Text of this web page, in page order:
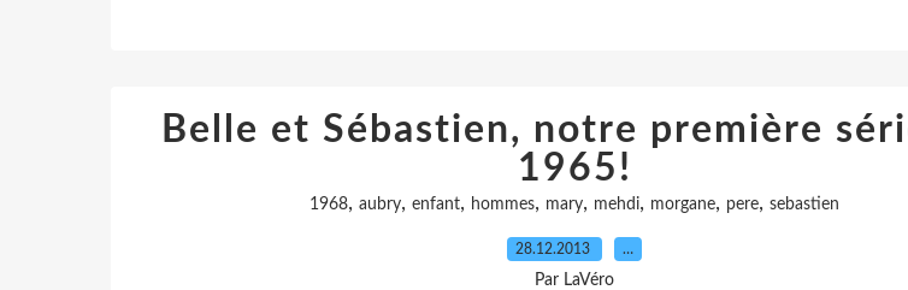
Belle et Sébastien, notre première
1965!
1968, aubry, enfant, hommes, mary, mehdi, morgane, pere, sebastien
28.12.2013 …
Par LaVéro